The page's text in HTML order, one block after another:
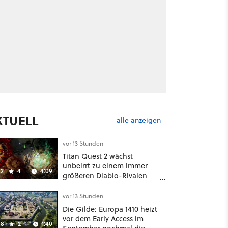
alle anzeigen
4 4:09
vor 13 Stunden
Titan Quest 2 wächst
unbeirrt zu einem immer
größeren Diablo-Rivalen
sogar eine richtige
Beschwörer-Klasse
2 1:40
vor 13 Stunden
Die Gilde: Europa 1410 heizt
vor dem Early Access im